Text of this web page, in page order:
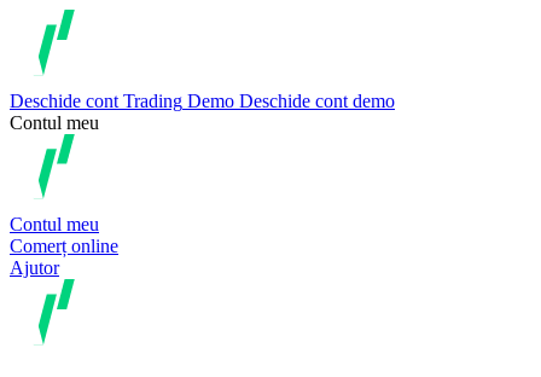
Deschide cont Trading Demo Deschide cont demo
Contul meu
Contul meu
Comerț online
Ajutor